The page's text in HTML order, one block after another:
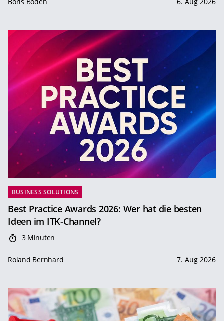
BUSINESS SOLUTIONS
Best Practice Awards 2026: Wer hat die besten
Ideen im ITK-Channel?
3 Minuten
Roland Bernhard 7. Aug 2026